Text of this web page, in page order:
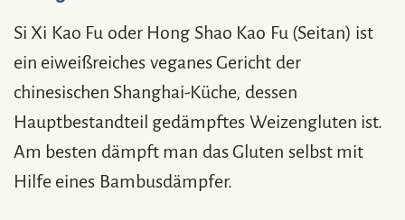
Si Xi Kao Fu oder Hong Shao Kao Fu (Seitan) ist
ein eiweißreiches veganes Gericht der
chinesischen Shanghai-Küche, dessen
Hauptbestandteil gedämpftes Weizengluten ist.
Am besten dämpft man das Gluten selbst mit
Hilfe eines Bambusdämpfer.